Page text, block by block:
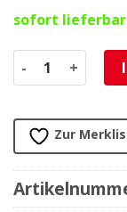
sofort lieferbar
Bremszange
Zur